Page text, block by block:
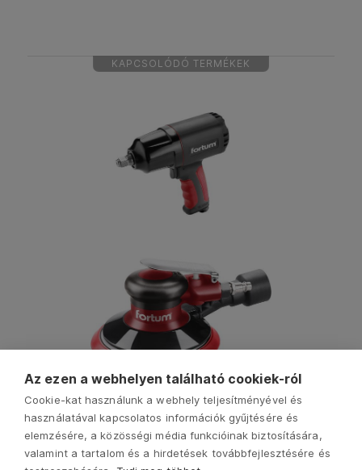
KAPCSOLÓDÓ TERMÉKEK
Az ezen a webhelyen található cookiek-ról
Cookie-kat használunk a webhely teljesítményével és
használatával kapcsolatos információk gyűjtésére és
elemzésére, a közösségi média funkcióinak biztosítására,
valamint a tartalom és a hirdetések továbbfejlesztésére és